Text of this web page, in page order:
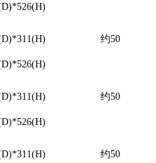
约50
约50
约50